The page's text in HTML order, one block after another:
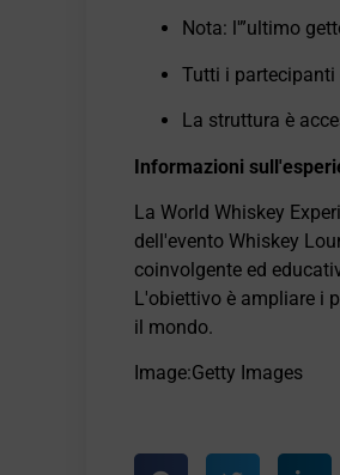
Nota: l'”ultimo
Tutti i partecipanti
La struttura è
Informazioni
La World Whiskey
dell'evento Whiskey
coinvolgente ed
L'obiettivo è ampliare i
il mondo.
Image:Getty Images